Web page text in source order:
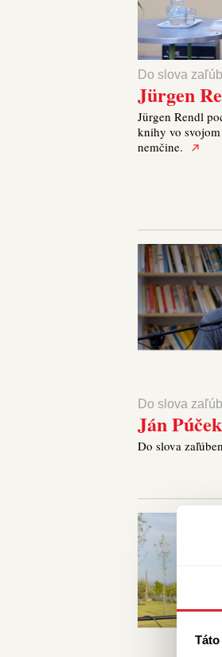
Do slova
Jürgen
Jürgen Rendl
knihy vo
nemčine.​
Do slova
Ján Púček
Do slova